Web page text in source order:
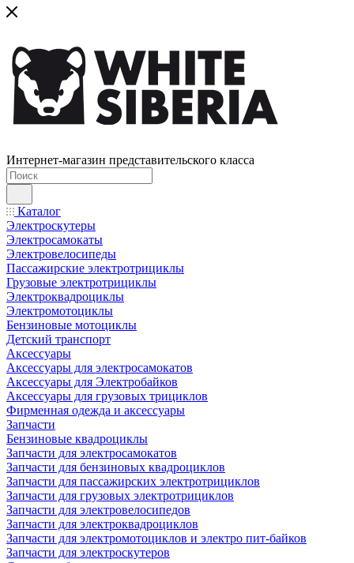
Интернет-магазин представительского класса
Каталог
Электроскутеры
Электросамокаты
Электровелосипеды
Пассажирские электротрициклы
Грузовые электротрициклы
Электроквадроциклы
Электромотоциклы
Бензиновые мотоциклы
Детский транспорт
Аксессуары
Аксессуары для электросамокатов
Аксессуары для Электробайков
Аксессуары для грузовых трициклов
Фирменная одежда и аксессуары
Запчасти
Бензиновые квадроциклы
Запчасти для электросамокатов
Запчасти для бензиновых квадроциклов
Запчасти для пассажирских электротрициклов
Запчасти для грузовых электротрициклов
Запчасти для электровелосипедов
Запчасти для электроквадроциклов
Запчасти для электромотоциклов и электро пит-байков
Запчасти для электроскутеров